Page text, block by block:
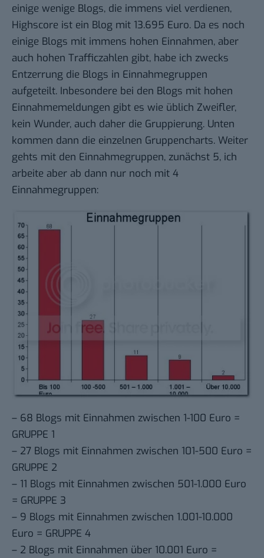
einige wenige Blogs, die immens viel verdienen,
Highscore ist ein Blog mit 13.695 Euro. Da es noch
einige Blogs mit immens hohen Einnahmen, aber
auch hohen Trafficzahlen gibt, habe ich zwecks
Entzerrung die Blogs in Einnahmegruppen
aufgeteilt. Inbesondere bei den Blogs mit hohen
Einnahmemeldungen gibt es wie üblich Zweifler,
kein Wunder, auch daher die Gruppierung. Unten
kommen dann die einzelnen Gruppencharts. Weiter
gehts mit den Einnahmegruppen, zunächst 5, ich
arbeite aber ab dann nur noch mit 4
Einnahmegruppen:
– 68 Blogs mit Einnahmen zwischen 1-100 Euro =
GRUPPE 1
– 27 Blogs mit Einnahmen zwischen 101-500 Euro =
GRUPPE 2
– 11 Blogs mit Einnahmen zwischen 501-1.000 Euro
= GRUPPE 3
– 9 Blogs mit Einnahmen zwischen 1.001-10.000
Euro = GRUPPE 4
– 2 Blogs mit Einnahmen über 10.001 Euro =